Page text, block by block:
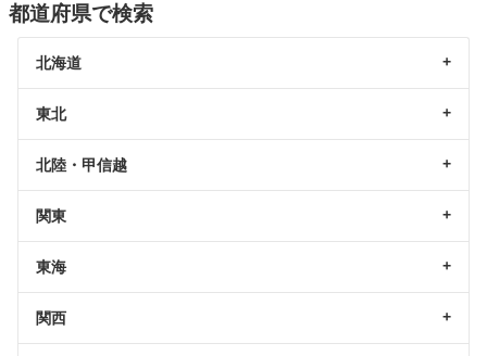
都道府県で検索
北海道
東北
北陸・甲信越
関東
東海
関西